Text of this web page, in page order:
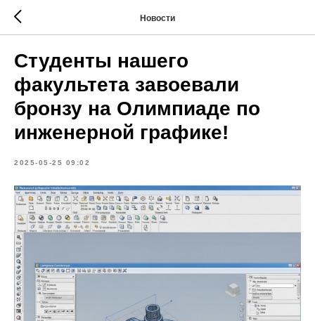
Новости
Студенты нашего
факультета завоевали
бронзу на Олимпиаде по
инженерной графике!
2025-05-25 09:02